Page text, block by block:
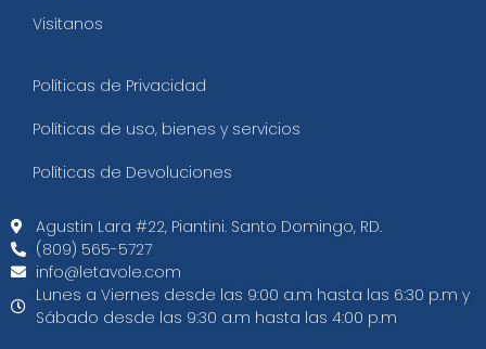
Visítanos
Políticas de Privacidad
Políticas de uso, bienes y servicios
Políticas de Devoluciones
Agustin Lara #22, Piantini. Santo Domingo, RD.
(809) 565-5727
info@letavole.com
Lunes a Viernes desde las 9:00 a.m hasta las 6:30 p.m y
Sábado desde las 9:30 a.m hasta las 4:00 p.m